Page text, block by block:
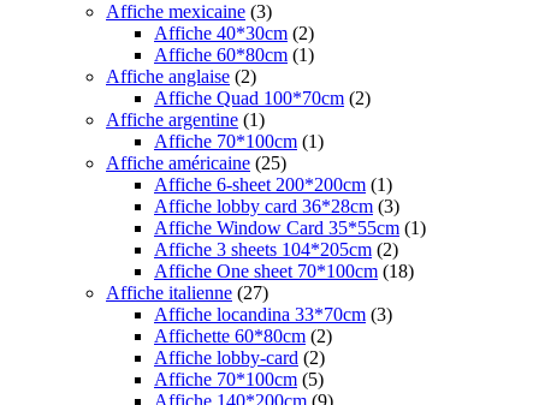
Affiche mexicaine (3)
Affiche 40*30cm (2)
Affiche 60*80cm (1)
Affiche anglaise (2)
Affiche Quad 100*70cm (2)
Affiche argentine (1)
Affiche 70*100cm (1)
Affiche américaine (25)
Affiche 6-sheet 200*200cm (1)
Affiche lobby card 36*28cm (3)
Affiche Window Card 35*55cm (1)
Affiche 3 sheets 104*205cm (2)
Affiche One sheet 70*100cm (18)
Affiche italienne (27)
Affiche locandina 33*70cm (3)
Affichette 60*80cm (2)
Affiche lobby-card (2)
Affiche 70*100cm (5)